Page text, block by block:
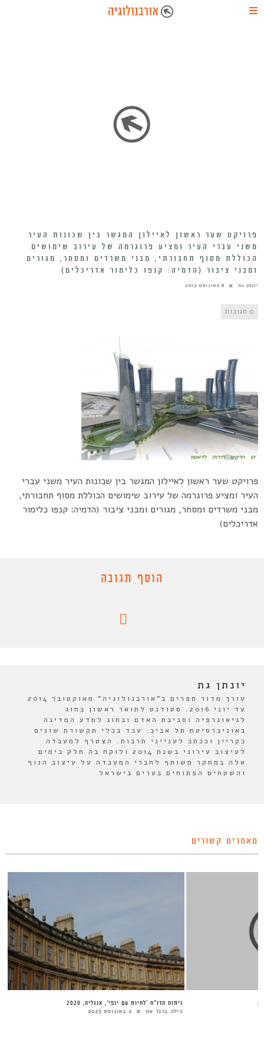
פרויקט שער ראשון לאיילון המגשר בין שכונות העיר
משני עברי העיר ומציע פרוגרמה של עירוב שימושים
הכוללת מסוף תחבורתי, מבני משרדים ומסחר, מגורים
ומבני ציבור (הדמיה: קנפו כלימור אדריכלים)
יונתן גת 6 באוגוסט 2015
0 תגובות
פרויקט שער ראשון לאיילון המגשר בין שכונות העיר משני עברי
העיר ומציע פרוגרמה של עירוב שימושים הכוללת מסוף תחבורתי,
מבני משרדים ומסחר, מגורים ומבני ציבור (הדמיה: קנפו כלימור
אדריכלים)
הוסף תגובה
יונתן גת
עורך מדור ספרים ב"אורבנולוגיה" מאוקטובר 2014
עד יוני 2016. סטודנט לתואר ראשון בחוג
לגיאוגרפיה וסביבת האדם ובחוג למדע המדינה
באוניברסיטת תל אביב. עבד בכלי תקשורת שונים
כקריין וככתב לענייני תרבות. הצטרף למעבדה
לעיצוב עירוני בשנת 2014 ולוקח בה חלק בימים
אלה במחקר משותף לחברי המעבדה על עיצוב הנוף
והשטחים הפתוחים בערים בישראל
מאמרים קשורים
ניתוח הדו”ח ‘לחיות עם יופי’, אנגליה, 2020
הילה ברגר און 2 באוגוסט 2023